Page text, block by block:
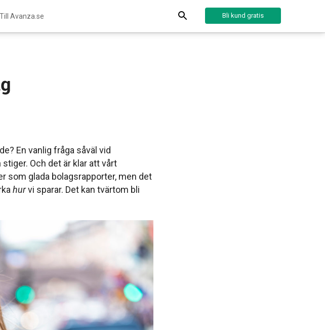
Till Avanza.se Bli kund gratis
En vanlig fråga såväl vid
Och det är klar att vårt
som glada bolagsrapporter, men det
hurvi sparar. Det kan tvärtom bli